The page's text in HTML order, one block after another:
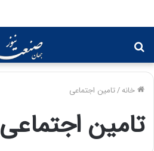
برای
خانه/تامین اجتماعی
تامین اجتماعی